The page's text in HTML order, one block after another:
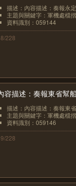
描述：內容描述：奏報永
主題與關鍵字：軍機處檔
資料識別：059144
228
容描述：奏報東省幫
描述：內容描述：奏報東
主題與關鍵字：軍機處檔
資料識別：059146
228